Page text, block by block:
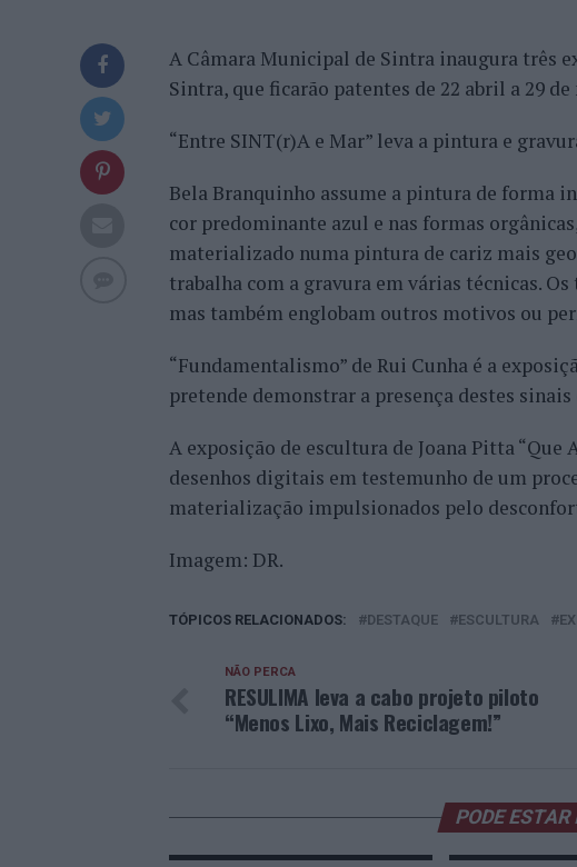
A Câmara Municipal de Sintra inaugura três
Sintra, que ficarão patentes de 22 abril a 29 de
“Entre SINT(r)A e Mar” leva a pintura e
Bela Branquinho assume a pintura de forma
cor predominante azul e nas formas
materializado numa pintura de cariz mais
trabalha com a gravura em várias técnicas.
mas também englobam outros motivos ou
“Fundamentalismo” de Rui Cunha é a
pretende demonstrar a presença destes
A exposição de escultura de Joana Pitta
desenhos digitais em testemunho de um
materialização impulsionados pelo
Imagem: DR.
TÓPICOS RELACIONADOS: DESTAQUE ESCULTURA
NÃO PERCA
RESULIMA leva a cabo projeto piloto
“Menos Lixo, Mais Reciclagem!”
PODE